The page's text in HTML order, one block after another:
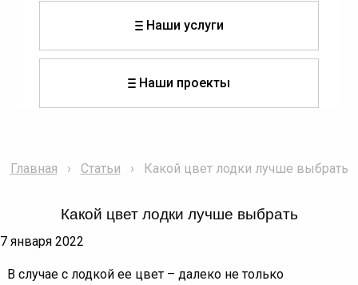
Наши услуги
Наши проекты
Главная Статьи Какой цвет лодки лучше выбрать
Какой цвет лодки лучше выбрать
7 января 2022
В случае с лодкой ее цвет – далеко не только